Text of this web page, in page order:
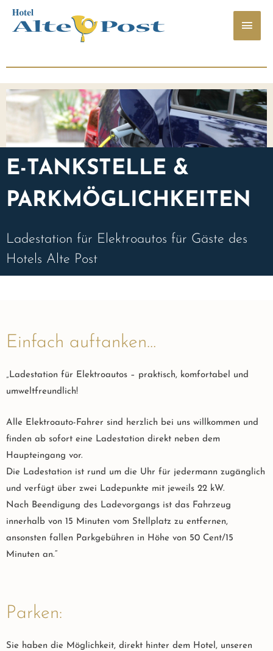
E-TANKSTELLE &
PARKMÖGLICHKEITEN
Ladestation für Elektroautos für Gäste des
Hotels Alte Post
Einfach auftanken…
„Ladestation für Elektroautos – praktisch, komfortabel und
umweltfreundlich!
Alle Elektroauto-Fahrer sind herzlich bei uns willkommen und
finden ab sofort eine Ladestation direkt neben dem
Haupteingang vor.
Die Ladestation ist rund um die Uhr für jedermann zugänglich
und verfügt über zwei Ladepunkte mit jeweils 22 kW.
Nach Beendigung des Ladevorgangs ist das Fahrzeug
innerhalb von 15 Minuten vom Stellplatz zu entfernen,
ansonsten fallen Parkgebühren in Höhe von 50 Cent/15
Minuten an.“
Parken:
Sie haben die Möglichkeit, direkt hinter dem Hotel, unseren